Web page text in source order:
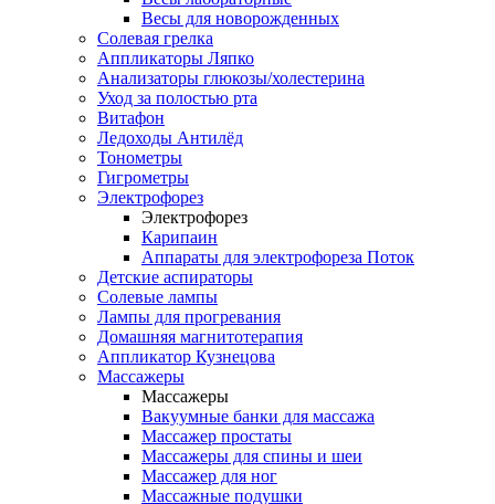
Весы для новорожденных
Солевая грелка
Аппликаторы Ляпко
Анализаторы глюкозы/холестерина
Уход за полостью рта
Витафон
Ледоходы Антилёд
Тонометры
Гигрометры
Электрофорез
Электрофорез
Карипаин
Аппараты для электрофореза Поток
Детские аспираторы
Солевые лампы
Лампы для прогревания
Домашняя магнитотерапия
Аппликатор Кузнецова
Массажеры
Массажеры
Вакуумные банки для массажа
Массажер простаты
Массажеры для спины и шеи
Массажер для ног
Массажные подушки